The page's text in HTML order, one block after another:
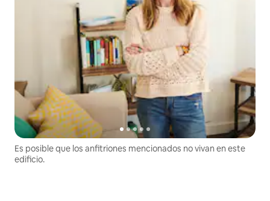
Es posible que los anfitriones mencionados no vivan en este
edificio.